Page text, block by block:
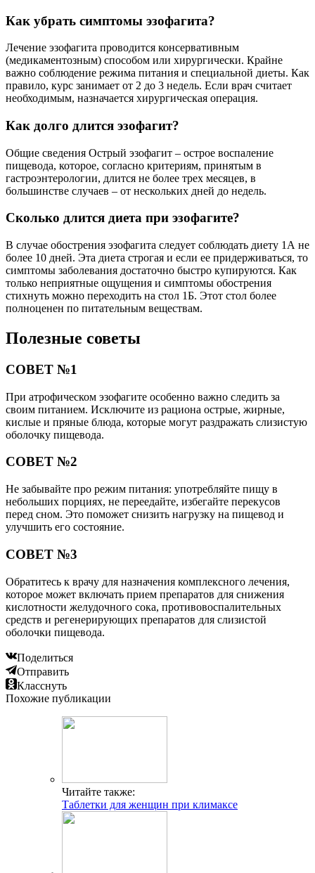
Как убрать симптомы эзофагита?
Лечение эзофагита проводится консервативным
(медикаментозным) способом или хирургически. Крайне
важно соблюдение режима питания и специальной диеты. Как
правило, курс занимает от 2 до 3 недель. Если врач считает
необходимым, назначается хирургическая операция.
Как долго длится эзофагит?
Общие сведения Острый эзофагит – острое воспаление
пищевода, которое, согласно критериям, принятым в
гастроэнтерологии, длится не более трех месяцев, в
большинстве случаев – от нескольких дней до недель.
Сколько длится диета при эзофагите?
В случае обострения эзофагита следует соблюдать диету 1А не
более 10 дней. Эта диета строгая и если ее придерживаться, то
симптомы заболевания достаточно быстро купируются. Как
только неприятные ощущения и симптомы обострения
стихнуть можно переходить на стол 1Б. Этот стол более
полноценен по питательным веществам.
Полезные советы
СОВЕТ №1
При атрофическом эзофагите особенно важно следить за
своим питанием. Исключите из рациона острые, жирные,
кислые и пряные блюда, которые могут раздражать слизистую
оболочку пищевода.
СОВЕТ №2
Не забывайте про режим питания: употребляйте пищу в
небольших порциях, не переедайте, избегайте перекусов
перед сном. Это поможет снизить нагрузку на пищевод и
улучшить его состояние.
СОВЕТ №3
Обратитесь к врачу для назначения комплексного лечения,
которое может включать прием препаратов для снижения
кислотности желудочного сока, противовоспалительных
средств и регенерирующих препаратов для слизистой
оболочки пищевода.
Поделиться
Отправить
Класснуть
Похожие публикации
Читайте также:
Таблетки для женщин при климаксе